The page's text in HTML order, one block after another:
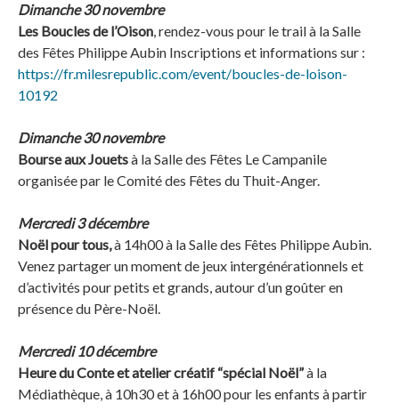
Dimanche 30 novembre
Les Boucles de l’Oison, rendez-vous pour le trail à la Salle
des Fêtes Philippe Aubin Inscriptions et informations sur :
https://fr.milesrepublic.com/event/boucles-de-loison-
10192
Dimanche 30 novembre
Bourse aux Jouetsà la Salle des Fêtes Le Campanile
organisée par le Comité des Fêtes du Thuit-Anger.
Mercredi 3 décembre
Noël pour tous,à 14h00 à la Salle des Fêtes Philippe Aubin.
Venez partager un moment de jeux intergénérationnels et
d’activités pour petits et grands, autour d’un goûter en
présence du Père-Noël.
Mercredi 10 décembre
Heure du Conte et atelier créatif “spécial Noël”à la
Médiathèque, à 10h30 et à 16h00 pour les enfants à partir